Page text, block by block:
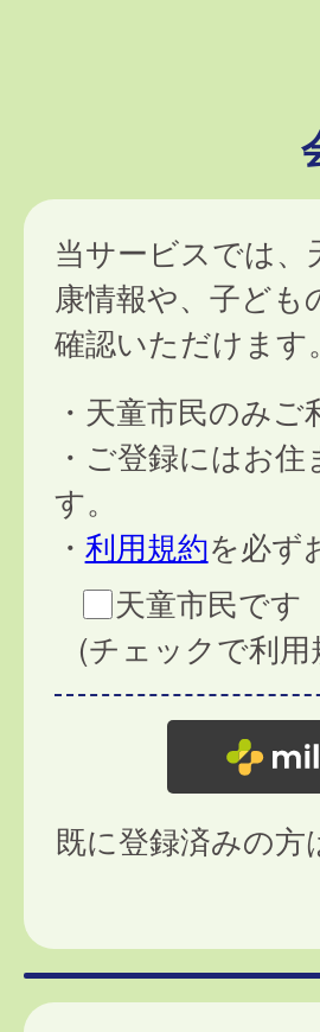
当サービスでは
康情報や、子ども
確認いただけます。
・天童市民のみ
・ご登録にはお
す。
・ 利用規約を必ず
天童市民です
(チェックで利
既に登録済みの方